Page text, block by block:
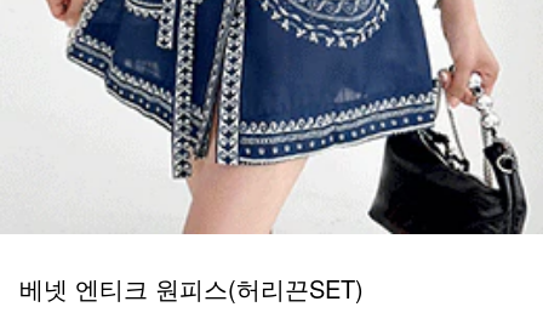
베넷 엔티크 원피스(허리끈SET)